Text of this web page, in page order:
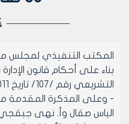
المكتب التنفيذي لمجلس
بناء على أحكام قانون
التشريعي رقم /107/ تاريخ 23/8/2011 .
- وعلى المذكرة المقدمة
الياس صقال وأ. نهى جبقجي